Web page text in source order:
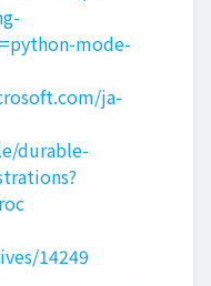
mode-
ja-
durable-
14249